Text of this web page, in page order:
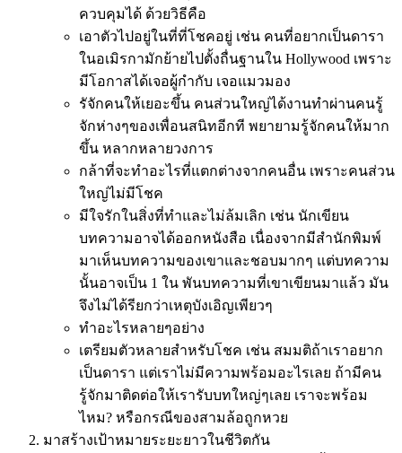
ควบคุมได้ ด้วยวิธีคือ
เอาตัวไปอยู่ในที่ที่โชคอยู่ เช่น คนที่อยากเป็นดารา
ในอเมิรกามักย้ายไปตั้งถื่นฐานใน Hollywood เพราะ
มีโอกาสได้เจอผู้กำกับ เจอแมวมอง
รัจักคนให้เยอะขึ้น คนส่วนใหญ่ได้งานทำผ่านคนรู้
จักห่างๆของเพื่อนสนิทอีกที พยายามรู้จักคนให้มาก
ขึ้น หลากหลายวงการ
กล้าที่จะทำอะไรที่แตกต่างจากคนอื่น เพราะคนส่วน
ใหญ่ไม่มีโชค
มีใจรักในสิ่งที่ทำและไม่ล้มเลิก เช่น นักเขียน
บทความอาจได้ออกหนังสือ เนื่องจากมีสำนักพิมพ์
มาเห็นบทความของเขาและชอบมากๆ แต่บทความ
นั้นอาจเป็น 1 ใน พันบทความที่เขาเขียนมาแล้ว มัน
จึงไม่ได้รียกว่าเหตุบังเอิญเพียวๆ
ทำอะไรหลายๆอย่าง
เตรียมตัวหลายสำหรับโชค เช่น สมมติถ้าเราอยาก
เป็นดารา แต่เราไม่มีความพร้อมอะไรเลย ถ้ามีคน
รู้จักมาติดต่อให้เรารับบทใหญ่ๆเลย เราจะพร้อม
ไหม? หรือกรณีของสามล้อถูกหวย
มาสร้างเป้าหมายระยะยาวในชีวิตกัน